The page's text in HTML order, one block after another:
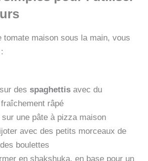
tomate maison sous la main, vous
des spaghettis avec du
râpé
sur une pâte à pizza maison
avec des petits morceaux de
boulettes
en shakshuka, en base pour un